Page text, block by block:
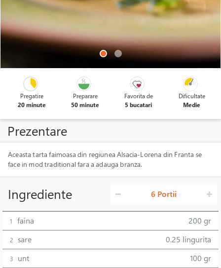
Pregatire
20 minute
Preparare
50 minute
Favorita de
5 bucatari
Dificultate
Medie
Prezentare
Aceasta tarta faimoasa din regiunea Alsacia-Lorena din Franta se
face in mod traditional fara a adauga branza.
Ingrediente 6 Portii
1 faina 200 gr
2 sare 0.25 lingurita
3 unt 100 gr